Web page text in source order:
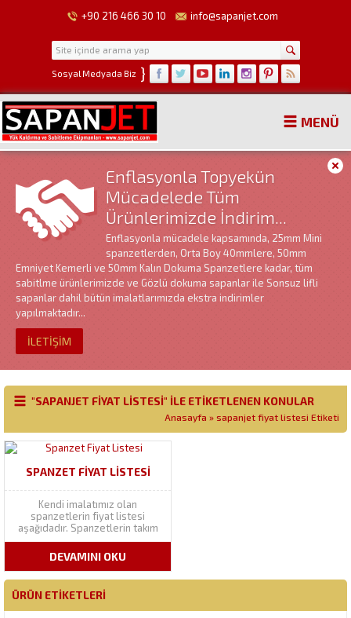
+90 216 466 30 10 info@sapanjet.com
Sosyal Medyada Biz }
MENÜ
Enflasyonla Topyekün
Mücadelede Tüm
Ürünlerimizde İndirim...
Enflasyonla mücadele kapsamında, 25mm Mini
spanzetlerden, Orta Boy 40mmlere, 50mm
Emniyet Kemerli ve 50mm Kalın Dokuma Spanzetlere kadar, tüm
sabitlme ürünlerimizde ve Gözlü dokuma sapanlar ile Sonsuz lifli
sapanlar dahil bütün imalatlarımızda ekstra indirimler
yapılmaktadır...
İLETİŞİM
"SAPANJET FIYAT LISTESI" ILE ETIKETLENEN KONULAR
Anasayfa » sapanjet fiyat listesi Etiketi
SPANZET FIYAT LISTESI
Kendi imalatımız olan
spanzetlerin fiyat listesi
aşağıdadır. Spanzetlerin takım
halinde satışı olduğu gibi, kolon
ve mekanizması ayrı olarak ta
satışı vardır. Aşağıdaki dosyayı
indirerek listemize
erişebilirsiniz.
DEVAMINI OKU
ÜRÜN ETIKETLERI